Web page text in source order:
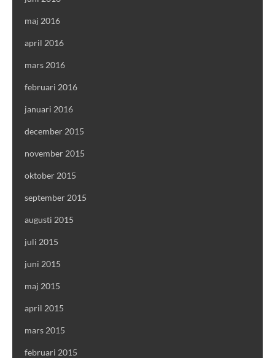
maj 2016
april 2016
mars 2016
februari 2016
januari 2016
december 2015
november 2015
oktober 2015
september 2015
augusti 2015
juli 2015
juni 2015
maj 2015
april 2015
mars 2015
februari 2015